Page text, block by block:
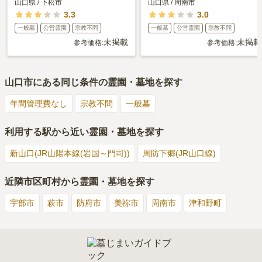
山口県 / 下松市
3.3
一般墓 公営霊園 宗教不問
参考価格:未掲載
山口県 / 周南市
3.0
一般墓 公営霊園 宗教不問
参考価格:未掲載
山口市にある同じ条件の霊園・墓地を探す
年間管理費なし 宗教不問 一般墓
利用する駅から近い霊園・墓地を探す
新山口(JR山陽本線(岩国～門司)) 周防下郷(JR山口線)
近隣市区町村から霊園・墓地を探す
宇部市 萩市 防府市 美祢市 周南市 津和野町